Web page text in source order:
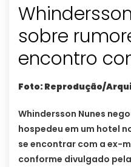
sobre
encontro
Foto: Reprodução/
Whindersson Nunes
hospedeu em um hotel
se encontrar com a ex-
conforme divulgado